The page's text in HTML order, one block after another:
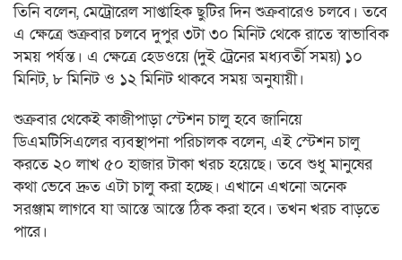
তিনি বলেন, মেট্রোরেল সাপ্তাহিক ছুটির দিন শুক্রবারেও চলবে। তবে
এ ক্ষেত্রে শুক্রবার চলবে দুপুর ৩টা ৩০ মিনিট থেকে রাতে স্বাভাবিক
সময় পর্যন্ত। এ ক্ষেত্রে হেডওয়ে (দুই ট্রেনের মধ্যবর্তী সময়) ১০
মিনিট, ৮ মিনিট ও ১২ মিনিট থাকবে সময় অনুযায়ী।
শুক্রবার থেকেই কাজীপাড়া স্টেশন চালু হবে জানিয়ে
ডিএমটিসিএলের ব্যবস্থাপনা পরিচালক বলেন, এই স্টেশন চালু
করতে ২০ লাখ ৫০ হাজার টাকা খরচ হয়েছে। তবে শুধু মানুষের
কথা ভেবে দ্রুত এটা চালু করা হচ্ছে। এখানে এখনো অনেক
সরঞ্জাম লাগবে যা আস্তে আস্তে ঠিক করা হবে। তখন খরচ বাড়তে
পারে।